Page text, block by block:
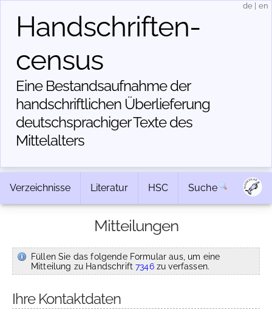
Handschriften­
census
Eine Bestandsaufnahme der
handschriftlichen Über­lieferung
deutschsprachiger Texte des
Mittelalters
de en
Verzeichnisse Literatur HSC Suche
Mitteilungen
Füllen Sie das folgende Formular aus, um eine
Mitteilung zu Handschrift7346zu verfassen.
Ihre Kontaktdaten